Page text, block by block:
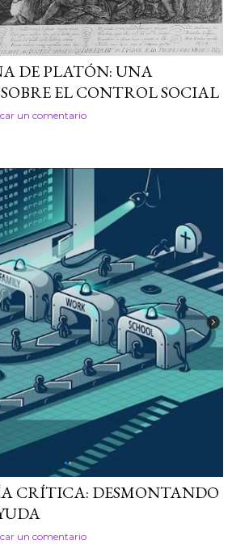
DE PLATÓN: UNA
EL CONTROL SOCIAL
un comentario
CRÍTICA: DESMONTANDO
un comentario